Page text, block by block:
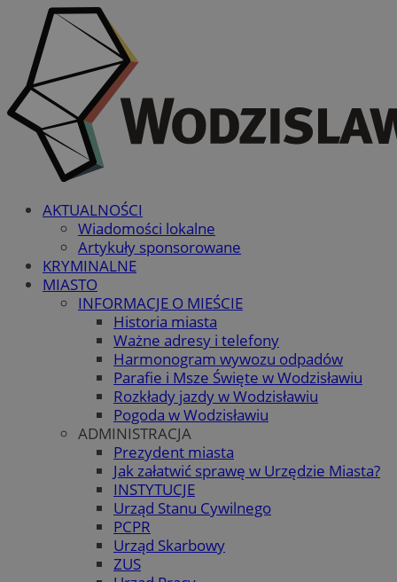
AKTUALNOŚCI
Wiadomości lokalne
Artykuły sponsorowane
KRYMINALNE
MIASTO
INFORMACJE O MIEŚCIE
Historia miasta
Ważne adresy i telefony
Harmonogram wywozu odpadów
Parafie i Msze Święte w Wodzisławiu
Rozkłady jazdy w Wodzisławiu
Pogoda w Wodzisławiu
ADMINISTRACJA
Prezydent miasta
Jak załatwić sprawę w Urzędzie Miasta?
INSTYTUCJE
Urząd Stanu Cywilnego
PCPR
Urząd Skarbowy
ZUS